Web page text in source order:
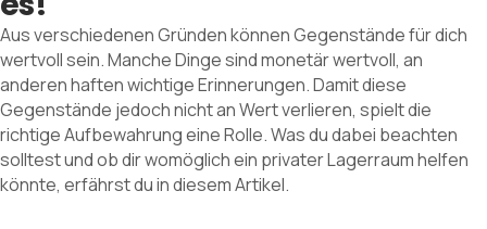
0800 300 99 55
Aus verschiedenen Gründen können Gegenstände für dich
wertvoll sein. Manche Dinge sind monetär wertvoll, an
anderen haften wichtige Erinnerungen. Damit diese
Gegenstände jedoch nicht an Wert verlieren, spielt die
richtige Aufbewahrung eine Rolle. Was du dabei beachten
solltest und ob dir womöglich ein privater Lagerraum helfen
könnte, erfährst du in diesem Artikel.